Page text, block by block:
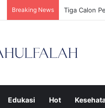
Breaking News Tiga Calon
Edukasi Hot